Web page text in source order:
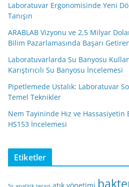
Laboratuvar Ergonomisinde Yeni
Tanışın
ARABLAB Vizyonu ve 2,5 Milyar
Bilim Pazarlamasında Başarı
Laboratuvarlarda Su Banyosu
Karıştırıcılı Su Banyosu İncelemesi
Pipetlemede Ustalık: Laboratuvar
Temel Teknikler
Nem Tayininde Hız ve
HS153 İncelemesi
Etiketler